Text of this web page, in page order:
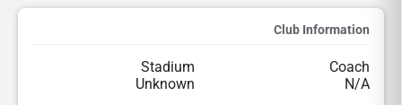
Club Information
Coach
N/A
Stadium
Unknown